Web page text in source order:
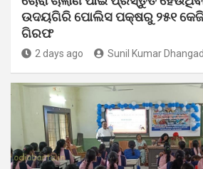
ଉଦୟଗିରି ପୋଲିସ ପକ୍ଷରୁ ୨୫୧
ଗିରଫ
2 days ago Sunil Kumar